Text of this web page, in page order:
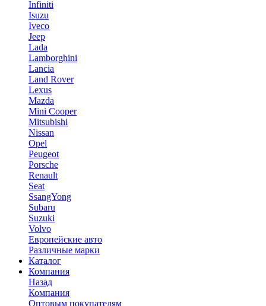
Infiniti
Isuzu
Iveco
Jeep
Lada
Lamborghini
Lancia
Land Rover
Lexus
Mazda
Mini Cooper
Mitsubishi
Nissan
Opel
Peugeot
Porsche
Renault
Seat
SsangYong
Subaru
Suzuki
Volvo
Европейские авто
Различные марки
Каталог
Компания
Назад
Компания
Оптовым покупателям